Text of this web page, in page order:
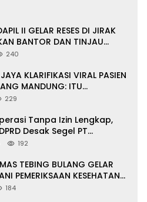
II GELAR RESES DI JIRAK
BANTOR DAN TINJAU
TPS 3R
240
KLARIFIKASI VIRAL PASIEN
MANDUNG: ITU
229
Tanpa Izin Lengkap,
Desak Segel PT
192
TEBING BULANG GELAR
PEMERIKSAAN KESEHATAN
ASN DI SUNGAI KERUH
184